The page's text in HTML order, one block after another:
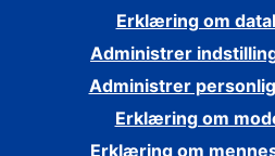
Erklæring om
Administrer
Administrer
Erklæring om
Erklæring om